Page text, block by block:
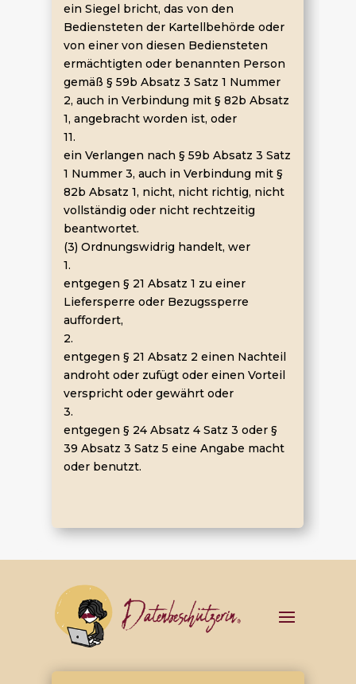
ein Siegel bricht, das von den
Bediensteten der Kartellbehörde oder
von einer von diesen Bediensteten
ermächtigten oder benannten Person
gemäß § 59b Absatz 3 Satz 1 Nummer
2, auch in Verbindung mit § 82b Absatz
1, angebracht worden ist, oder
11.
ein Verlangen nach § 59b Absatz 3 Satz
1 Nummer 3, auch in Verbindung mit §
82b Absatz 1, nicht, nicht richtig, nicht
vollständig oder nicht rechtzeitig
beantwortet.
(3) Ordnungswidrig handelt, wer
1.
entgegen § 21 Absatz 1 zu einer
Liefersperre oder Bezugssperre
auffordert,
2.
entgegen § 21 Absatz 2 einen Nachteil
androht oder zufügt oder einen Vorteil
verspricht oder gewährt oder
3.
entgegen § 24 Absatz 4 Satz 3 oder §
39 Absatz 3 Satz 5 eine Angabe macht
oder benutzt.